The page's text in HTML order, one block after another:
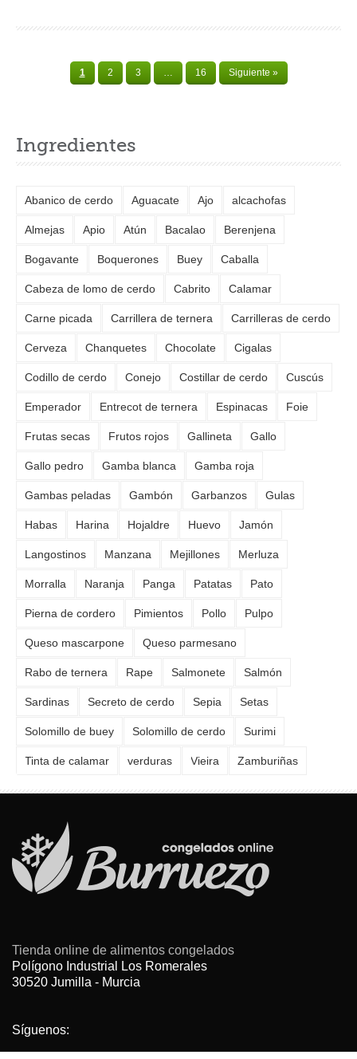
1 2 3 … 16 Siguiente »
Ingredientes
Abanico de cerdo Aguacate Ajo alcachofas
Almejas Apio Atún Bacalao Berenjena
Bogavante Boquerones Buey Caballa
Cabeza de lomo de cerdo Cabrito Calamar
Carne picada Carrillera de ternera Carrilleras de cerdo
Cerveza Chanquetes Chocolate Cigalas
Codillo de cerdo Conejo Costillar de cerdo Cuscús
Emperador Entrecot de ternera Espinacas Foie
Frutas secas Frutos rojos Gallineta Gallo
Gallo pedro Gamba blanca Gamba roja
Gambas peladas Gambón Garbanzos Gulas
Habas Harina Hojaldre Huevo Jamón
Langostinos Manzana Mejillones Merluza
Morralla Naranja Panga Patatas Pato
Pierna de cordero Pimientos Pollo Pulpo
Queso mascarpone Queso parmesano
Rabo de ternera Rape Salmonete Salmón
Sardinas Secreto de cerdo Sepia Setas
Solomillo de buey Solomillo de cerdo Surimi
Tinta de calamar verduras Vieira Zamburiñas
Tienda online de alimentos congelados
Polígono Industrial Los Romerales
30520 Jumilla - Murcia
Síguenos: